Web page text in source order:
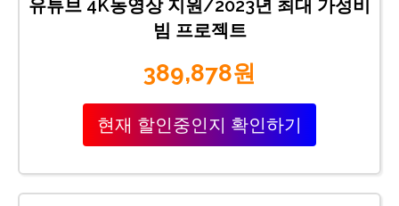
유튜브 4K동영상 지원/2023년 최대 가성비
빔 프로젝트
389,878원
현재 할인중인지 확인하기